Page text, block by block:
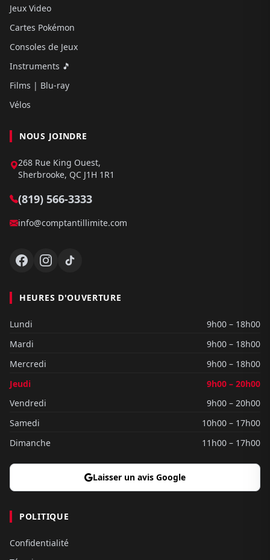
Jeux Video
Cartes Pokémon
Consoles de Jeux
Instruments 🎵
Films | Blu-ray
Vélos
NOUS JOINDRE
268 Rue King Ouest,
Sherbrooke, QC J1H 1R1
(819) 566-3333
info@comptantillimite.com
HEURES D'OUVERTURE
Lundi
9h00 – 18h00
Mardi
9h00 – 18h00
Mercredi
9h00 – 18h00
Jeudi
9h00 – 20h00
Vendredi
9h00 – 20h00
Samedi
10h00 – 17h00
Dimanche
11h00 – 17h00
Laisser un avis Google
POLITIQUE
Confidentialité